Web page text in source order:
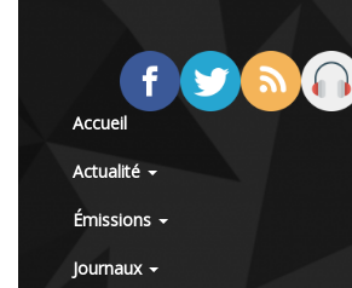
Accueil
Actualité
Émissions
Journaux